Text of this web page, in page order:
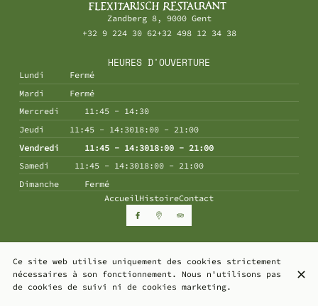
Zandberg 8, 9000 Gent
+32 9 224 30 62+32 498 12 34 38
HEURES D'OUVERTURE
Lundi
Fermé
Mardi
Fermé
Mercredi
11:45 - 14:30
Jeudi
11:45 - 14:3018:00 - 21:00
Vendredi
11:45 - 14:3018:00 - 21:00
Samedi
11:45 - 14:3018:00 - 21:00
Dimanche
Fermé
Accueil HistoireContact
Mentions légales
Protection des données
Paramètres des cookies
Connexion
Ce site web utilise uniquement des cookies strictement
nécessaires à son fonctionnement. Nous n'utilisons pas
de cookies de suivi ni de cookies marketing.